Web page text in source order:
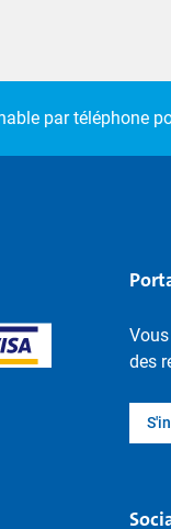
par téléphone
des